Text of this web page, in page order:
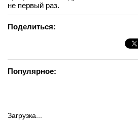
Стать автором
Вход
не первый раз.
Поделиться:
Популярное:
Загрузка...